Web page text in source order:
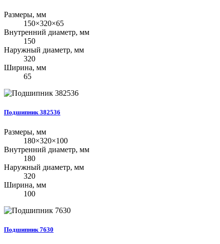
Размеры, мм
150×320×65
Внутренний диаметр, мм
150
Наружный диаметр, мм
320
Ширина, мм
65
Подшипник 382536
Размеры, мм
180×320×100
Внутренний диаметр, мм
180
Наружный диаметр, мм
320
Ширина, мм
100
Подшипник 7630